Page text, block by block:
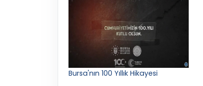
Bursa'nın 100 Yıllık Hikayesi